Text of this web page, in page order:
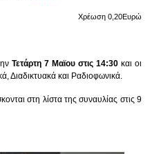
Χρέωση 0,20Ευρώ
Τετάρτη 7 Μαϊου στις 14:30 και οι
Διαδικτυακά και Ραδιοφωνικά.
στη λίστα της συναυλίας στις 9